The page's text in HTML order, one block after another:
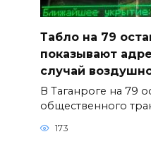
Табло на 79
показывают
случай
В Таганроге на 79
общественного
173